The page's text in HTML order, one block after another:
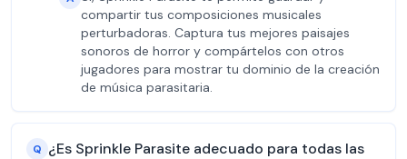
compartir tus composiciones musicales
perturbadoras. Captura tus mejores paisajes
sonoros de horror y compártelos con otros
jugadores para mostrar tu dominio de la creación
de música parasitaria.
Q ¿Es Sprinkle Parasite adecuado para todas las